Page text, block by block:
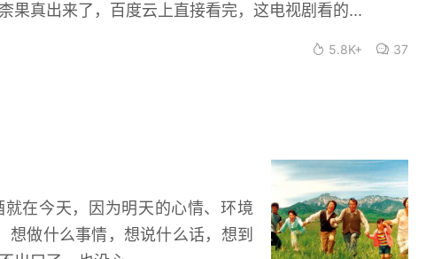
果真出来了，百度云上直接看完，这电视剧看的...
5.8K+ 37
在今天，因为明天的心情、环境
想做什么事情，想说什么话，想到